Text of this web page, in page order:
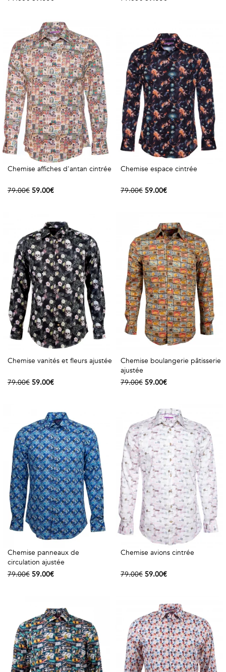
Chemise affiches d'antan cintrée
79.00€ 59.00€
Chemise espace cintrée
79.00€ 59.00€
Chemise vanités et fleurs ajustée
79.00€ 59.00€
Chemise boulangerie pâtisserie
ajustée
79.00€ 59.00€
Chemise panneaux de
circulation ajustée
79.00€ 59.00€
Chemise avions cintrée
79.00€ 59.00€